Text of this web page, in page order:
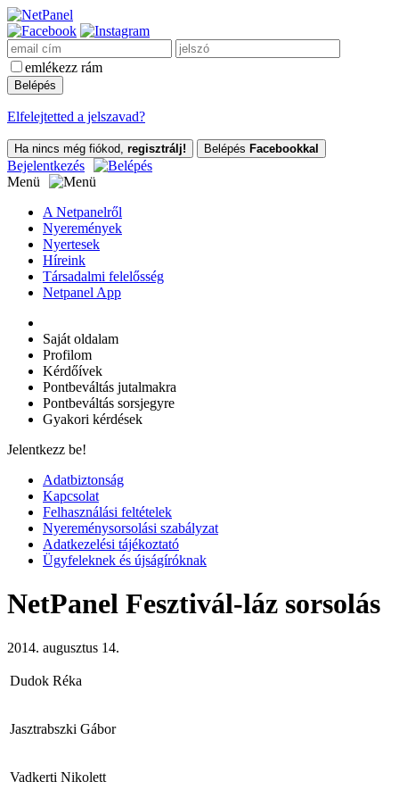
emlékezz rám
Elfelejtetted a jelszavad?
Ha nincs még fiókod, regisztrálj! Belépés Facebookkal
Bejelentkezés
Menü
A Netpanelről
Nyeremények
Nyertesek
Híreink
Társadalmi felelősség
Netpanel App
Saját oldalam
Profilom
Kérdőívek
Pontbeváltás jutalmakra
Pontbeváltás sorsjegyre
Gyakori kérdések
Jelentkezz be!
Adatbiztonság
Kapcsolat
Felhasználási feltételek
Nyereménysorsolási szabályzat
Adatkezelési tájékoztató
Ügyfeleknek és újságíróknak
NetPanel Fesztivál-láz sorsolás
2014. augusztus 14.
Dudok Réka
Jasztrabszki Gábor
Vadkerti Nikolett